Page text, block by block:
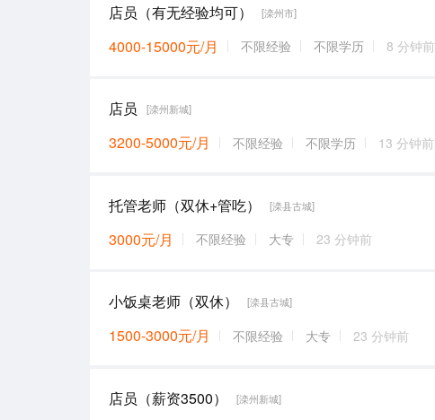
店员（有无经验均可） [滦州市]
4000-15000元/月 不限经验 不限学历 8 分钟前
店员 [滦州新城]
3200-5000元/月 不限经验 不限学历 13 分钟前
托管老师（双休+管吃） [滦县古城]
3000元/月 不限经验 大专 23 分钟前
小饭桌老师（双休） [滦县古城]
1500-3000元/月 不限经验 大专 23 分钟前
店员（薪资3500） [滦州新城]